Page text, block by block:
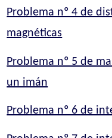
Problema nº 4 de
magnéticas
Problema nº 5 de
un imán
Problema nº 6 de